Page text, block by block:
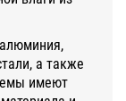
а также
имеют